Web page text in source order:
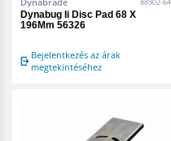
Dynabug Ii Disc Pad 68 X
196Mm 56326
Bejelentkezés az árak
megtekintéséhez